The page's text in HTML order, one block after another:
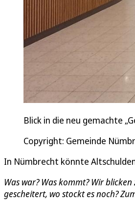
Blick in die neu gemachte
Copyright: Gemeinde
In Nümbrecht könnte
Was war? Was kommt? Wir
gescheitert, wo stockt es noch?